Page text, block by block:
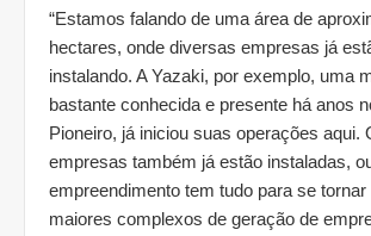
“Estamos falando de uma área de
hectares, onde diversas empresas já
instalando. A Yazaki, por exemplo, uma
bastante conhecida e presente há anos
Pioneiro, já iniciou suas operações aqui.
empresas também já estão instaladas,
empreendimento tem tudo para se tornar
maiores complexos de geração de